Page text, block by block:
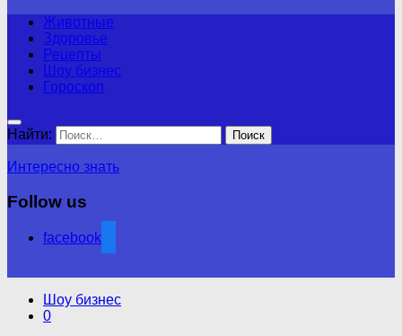
Животные
Здоровье
Рецепты
Шоу бизнес
Гороскоп
Найти:
Интересно знать
Follow us
facebook
Шоу бизнес
0